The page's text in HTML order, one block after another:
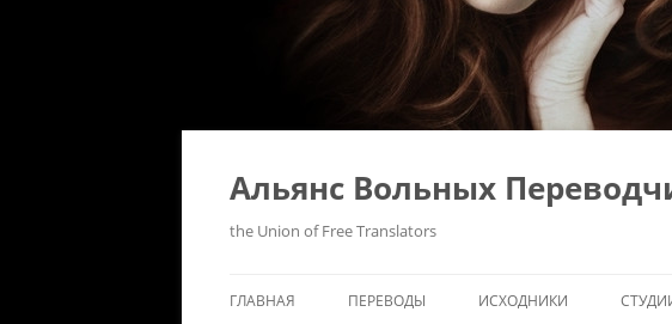
Альянс Вольных
the Union of Free Translators
ГЛАВНАЯ ПЕРЕВОДЫ ИСХОДНИКИ